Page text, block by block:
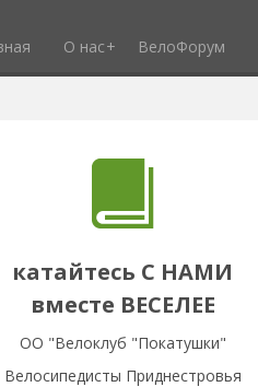
О нас ВелоФорум
катайтесь С НАМИ
вместе ВЕСЕЛЕЕ
OO "Велоклуб "Покатушки"
Велосипедисты Приднестровья